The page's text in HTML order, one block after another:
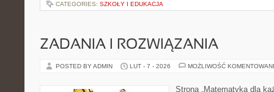
CATEGORIES: SZKOŁY I EDUKACJA
ZADANIA I ROZWIĄZANIA
POSTED BY ADMIN LUT - 7 - 2026 MOŻLIWOŚĆ
Strona „Matematyka dla